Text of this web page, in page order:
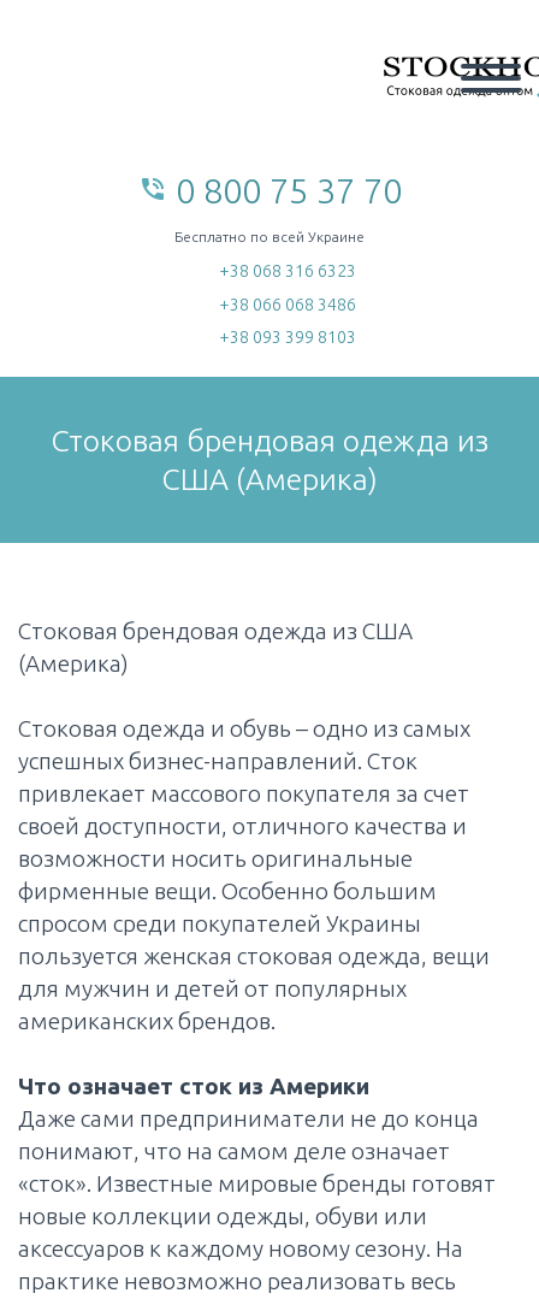
phone_in_talk 0 800 75 37 70
Бесплатно по всей Украине
+38 068 316 6323
+38 066 068 3486
+38 093 399 8103
Стоковая брендовая одежда из
США (Америка)
Стоковая брендовая одежда из США
(Америка)
Стоковая одежда и обувь – одно из самых
успешных бизнес-направлений. Сток
привлекает массового покупателя за счет
своей доступности, отличного качества и
возможности носить оригинальные
фирменные вещи. Особенно большим
спросом среди покупателей Украины
пользуется женская стоковая одежда, вещи
для мужчин и детей от популярных
американских брендов.
Что означает сток из Америки
Даже сами предприниматели не до конца
понимают, что на самом деле означает
«сток». Известные мировые бренды готовят
новые коллекции одежды, обуви или
аксессуаров к каждому новому сезону. На
практике невозможно реализовать весь